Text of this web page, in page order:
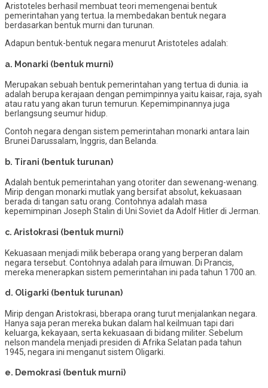
Aristoteles berhasil membuat teori memengenai bentuk
pemerintahan yang tertua. Ia membedakan bentuk negara
berdasarkan bentuk murni dan turunan.
Adapun bentuk-bentuk negara menurut Aristoteles adalah:
a. Monarki (bentuk murni)
Merupakan sebuah bentuk pemerintahan yang tertua di dunia. ia
adalah berupa kerajaan dengan pemimpinnya yaitu kaisar, raja, syah
atau ratu yang akan turun temurun. Kepemimpinannya juga
berlangsung seumur hidup.
Contoh negara dengan sistem pemerintahan monarki antara lain
Brunei Darussalam, Inggris, dan Belanda.
b. Tirani (bentuk turunan)
Adalah bentuk pemerintahan yang otoriter dan sewenang-wenang.
Mirip dengan monarki mutlak yang bersifat absolut, kekuasaan
berada di tangan satu orang. Contohnya adalah masa
kepemimpinan Joseph Stalin di Uni Soviet da Adolf Hitler di Jerman.
c. Aristokrasi (bentuk murni)
Kekuasaan menjadi milik beberapa orang yang berperan dalam
negara tersebut. Contohnya adalah para ilmuwan. Di Prancis,
mereka menerapkan sistem pemerintahan ini pada tahun 1700 an.
d. Oligarki (bentuk turunan)
Mirip dengan Aristokrasi, bberapa orang turut menjalankan negara.
Hanya saja peran mereka bukan dalam hal keilmuan tapi dari
keluarga, kekayaan, serta kekuasaan di bidang militer. Sebelum
nelson mandela menjadi presiden di Afrika Selatan pada tahun
1945, negara ini menganut sistem Oligarki.
e. Demokrasi (bentuk murni)